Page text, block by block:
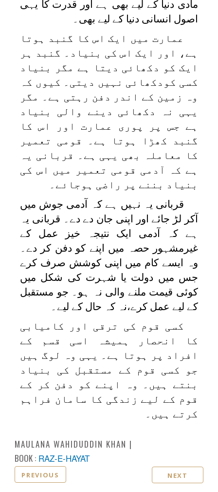
مادی دنیا کے لیے بھی ہے اور قدرت کا یہی
اصول انسانی دنیا کے لیے بھی۔
عمارت میں ایک اس کا گنبد ہوتا
ہے، اور ایک اس کی بنیاد۔ گنبد ہر
ایک کو دکھائی دیتا ہے مگر بنیاد
کسی کودکھائی نہیں دیتی۔ کیوں کہ
وہ زمین کے اندر دفن رہتی ہے۔ مگر
یہی نہ دکھائی دینے والی بنیاد
ہے جس پر پوری عمارت اور اس کا
گنبد کھڑا ہوتا ہے۔ قومی تعمیر
کا معاملہ بھی یہی ہے۔ قربانی یہ
ہے کہ آدمی قومی تعمیر میں اس کی
بنیاد بننے پر راضی ہوجائے۔
قربانی یہ نہیں ہے کہ آدمی جوش میں
آکر لڑ جائے اور اپنی جان دے دے۔ قربانی یہ
ہے کہ آدمی ایک نتیجہ خیز عمل کے
غیرمشہور حصہ میں اپنے کو دفن کر دے۔
وہ ایسے کام میں اپنی کوشش صرف کرے
جس میں دولت یا شہرت کی شکل میں
کوئی قیمت ملنے والی نہ ہو۔ جو مستقبل
کے لیے عمل کرے،نہ کہ حال کے لیے۔
کسی قوم کی ترقی اور کامیابی
کا انحصار ہمیشہ اسی قسم کے
افراد پر ہوتا ہے۔ یہی وہ لوگ ہیں
جو کسی قوم کے مستقبل کی بنیاد
بنتے ہیں۔ وہ اپنے کو دفن کر کے
قوم کے لیے زندگی کا سامان فراہم
کرتے ہیں۔
MAULANA WAHIDUDDIN KHAN
BOOK : RAZ-E-HAYAT
PREVIOUS NEXT